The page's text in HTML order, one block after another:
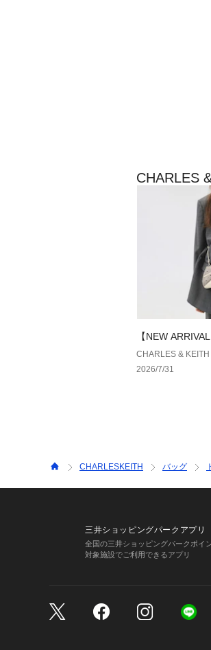
CHARLES
【NEW
CHARLES & KEITH
2026/7/31
CHARLESKEITH バッグ
三井ショッピングパークアプリ
全国の三井ショッピングパークポイ
対象施設でご利用できるアプリ